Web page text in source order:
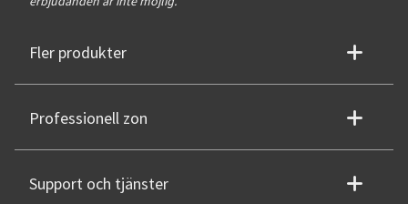
Fler produkter
Professionell zon
Support och tjänster